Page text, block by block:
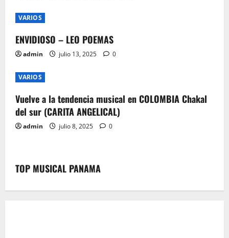
VARIOS
ENVIDIOSO – LEO POEMAS
admin julio 13, 2025 0
VARIOS
Vuelve a la tendencia musical en COLOMBIA Chakal
del sur (CARITA ANGELICAL)
admin julio 8, 2025 0
TOP MUSICAL PANAMA